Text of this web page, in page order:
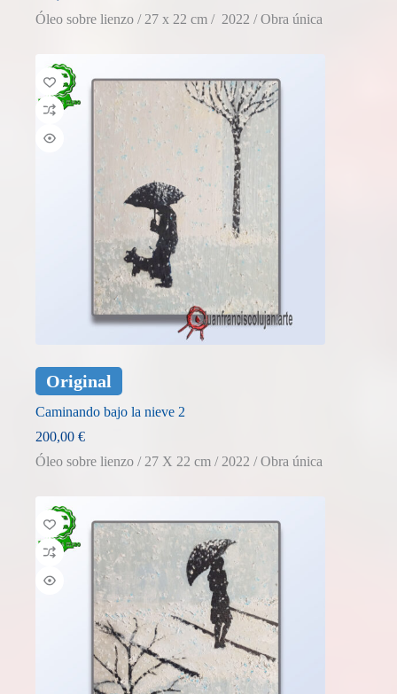
Óleo sobre lienzo / 27 x 22 cm / 2022 / Obra única
Original
Caminando bajo la nieve 2
200,00 €
Óleo sobre lienzo / 27 X 22 cm / 2022 / Obra única